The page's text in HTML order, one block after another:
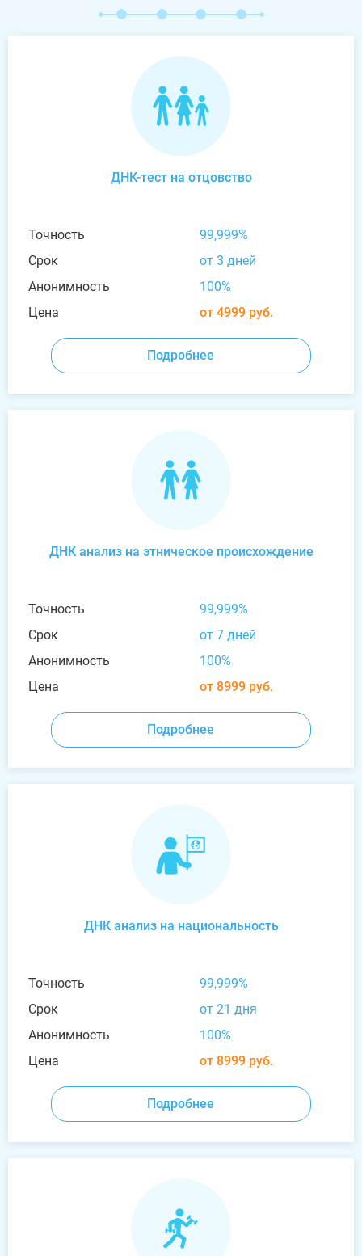
ДНК-тест на отцовство
Точность
99,999%
Срок
от 3 дней
Анонимность
100%
Цена
от 4999 руб.
Подробнее
ДНК анализ на этническое происхождение
Точность
99,999%
Срок
от 7 дней
Анонимность
100%
Цена
от 8999 руб.
Подробнее
ДНК анализ на национальность
Точность
99,999%
Срок
от 21 дня
Анонимность
100%
Цена
от 8999 руб.
Подробнее